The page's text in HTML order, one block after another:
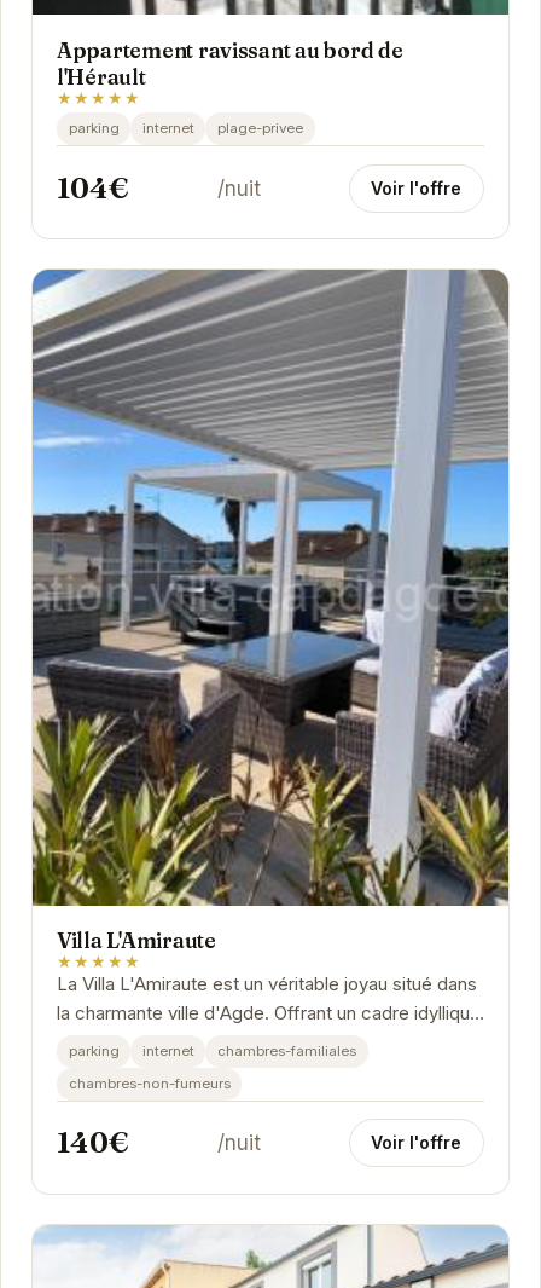
Appartement ravissant au bord de
l'Hérault
★★★★★
parking internet plage-privee
104€ /nuit Voir l'offre
Villa L'Amiraute
★★★★★
La Villa L'Amiraute est un véritable joyau situé dans
la charmante ville d'Agde. Offrant un cadre idyllique
pour des vacances en famille ou entre...
parking internet
chambres-familiales
chambres-non-fumeurs
140€ /nuit Voir l'offre